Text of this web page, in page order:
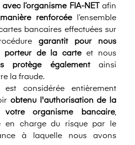
l’organisme FIA-NET
afin
renforcéel’ensemble
bancaires effectuées sur
garantit pour nous
porteur de la carteet nous
protège égalementainsi
la fraude.
considérée entièrement
obtenu l'authorisation de la
organisme bancaire,
en charge du risque par le
à laquelle nous avons